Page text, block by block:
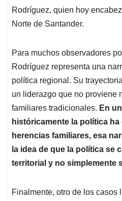
Rodríguez, quien hoy
Norte de Santander.
Para muchos observadores
Rodríguez representa una
política regional. Su
un liderazgo que no proviene
familiares tradicionales. En
históricamente la política
herencias familiares, esa
la idea de que la política se
territorial y no simplemente
Finalmente, otro de los casos